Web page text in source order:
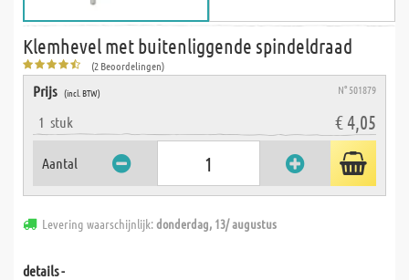
Klemhevel met buitenliggende spindeldraad
(2 Beoordelingen)
Prijs (incl. BTW) N° 501879
1 stuk € 4,05
Aantal
Levering waarschijnlijk:donderdag, 13/ augustus
details -